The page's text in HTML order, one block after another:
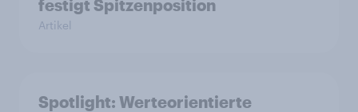
festigt Spitzenposition
Artikel
Spotlight: Werteorientierte